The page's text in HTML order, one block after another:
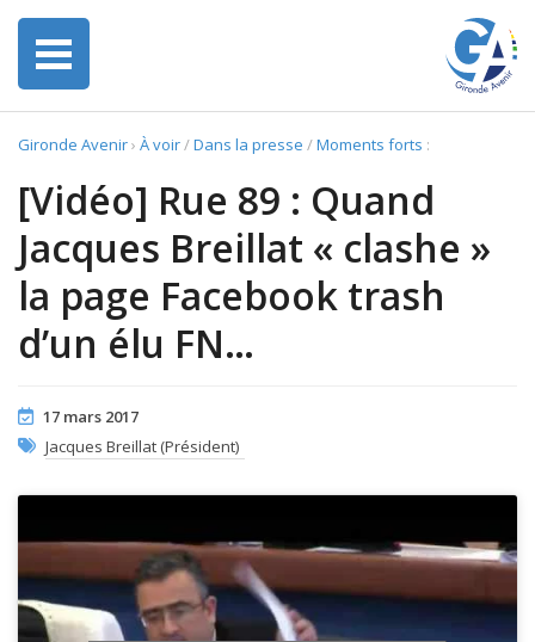
Gironde Avenir› À voir/Dans la presse /Moments forts :
[Vidéo] Rue 89 : Quand
Jacques Breillat « clashe »
la page Facebook trash
d’un élu FN…
17 mars 2017
Jacques Breillat (Président)